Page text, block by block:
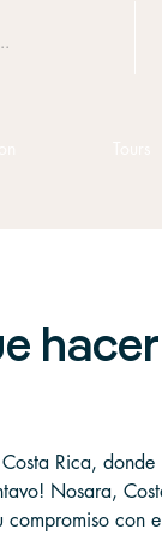
Rica,
Nosara,
compromiso con